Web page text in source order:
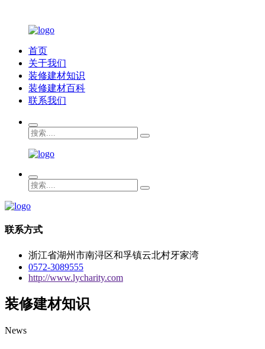
首页
关于我们
装修建材知识
装修建材百科
联系我们
联系方式
浙江省湖州市南浔区和孚镇云北村牙家湾
0572-3089555
http://www.lycharity.com
装修建材知识
News